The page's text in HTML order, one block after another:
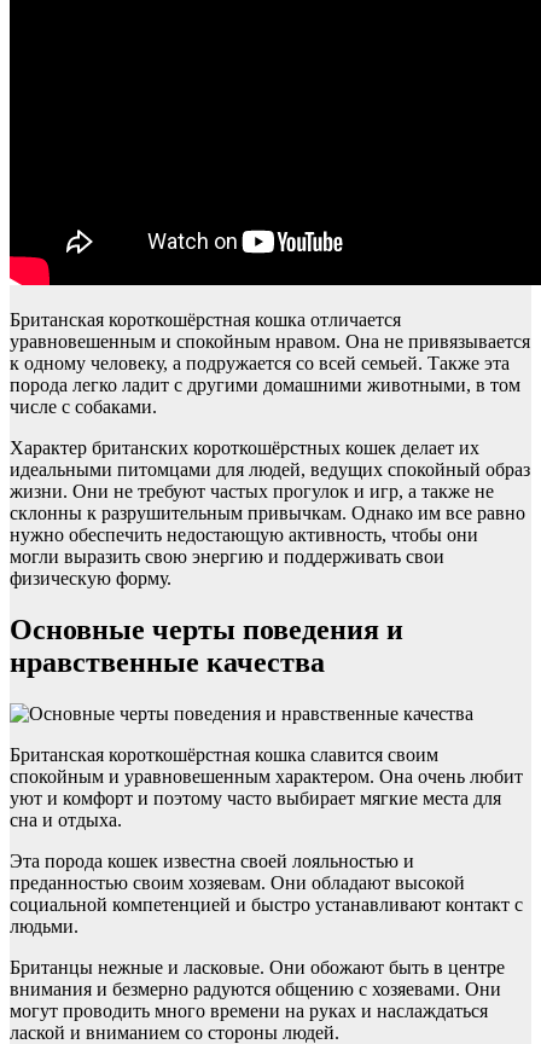
Британская короткошёрстная кошка отличается
уравновешенным и спокойным нравом. Она не привязывается
к одному человеку, а подружается со всей семьей. Также эта
порода легко ладит с другими домашними животными, в том
числе с собаками.
Характер британских короткошёрстных кошек делает их
идеальными питомцами для людей, ведущих спокойный образ
жизни. Они не требуют частых прогулок и игр, а также не
склонны к разрушительным привычкам. Однако им все равно
нужно обеспечить недостающую активность, чтобы они
могли выразить свою энергию и поддерживать свои
физическую форму.
Основные черты поведения и
нравственные качества
Британская короткошёрстная кошка славится своим
спокойным и уравновешенным характером. Она очень любит
уют и комфорт и поэтому часто выбирает мягкие места для
сна и отдыха.
Эта порода кошек известна своей лояльностью и
преданностью своим хозяевам. Они обладают высокой
социальной компетенцией и быстро устанавливают контакт с
людьми.
Британцы нежные и ласковые. Они обожают быть в центре
внимания и безмерно радуются общению с хозяевами. Они
могут проводить много времени на руках и наслаждаться
лаской и вниманием со стороны людей.